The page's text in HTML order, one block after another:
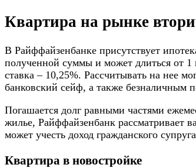
Квартира на рынке
В Райффайзенбанке присутствует
полученной суммы и может длиться от
ставка – 10,25%. Рассчитывать на нее
банковский сейф, а также безналичным
Погашается долг равными частями
жилье, Райффайзенбанк рассматривает
может учесть доход гражданского
Квартира в новостройке